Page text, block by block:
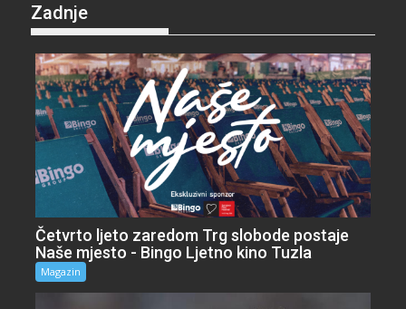
Zadnje
Četvrto ljeto zaredom Trg slobode postaje
Naše mjesto - Bingo Ljetno kino Tuzla
Magazin